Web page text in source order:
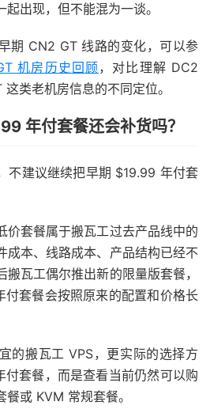
出现，但不能混为一谈。
期 CN2 GT 线路的变化，可以参
机房历史回顾，对比理解 DC2
类老机房信息的不同定位。
年付套餐还会补货吗？
不建议继续把早期 $19.99 年付套
价套餐属于搬瓦工过去产品线中的
成本、线路成本、产品结构已经不
瓦工偶尔推出新的限量版套餐，
套餐会按照原来的配置和价格长
的搬瓦工 VPS，更实际的选择方
套餐，而是查看当前仍然可以购
或 KVM 常规套餐。